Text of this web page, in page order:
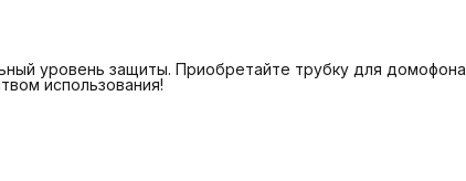
уровень защиты. Приобретайте трубку для домофона
использования!